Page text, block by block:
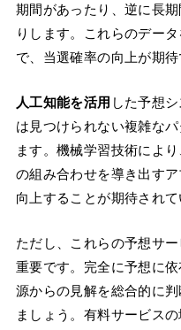
期間があったり、逆に長
りします。これらのデー
で、当選確率の向上が期待
人工知能を活用 した予想
は見つけられない複雑な
ます。機械学習技術によ
の組み合わせを導き出す
向上することが期待されて
ただし、これらの予想サー
重要です。完全に予想に
源からの見解を総合的に
ましょう。有料サービス